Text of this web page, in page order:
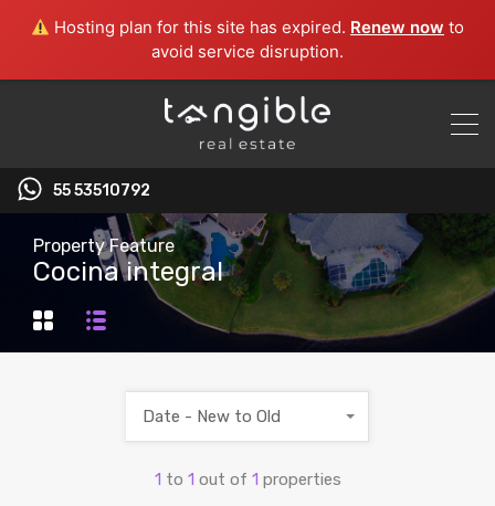
Hosting plan for this site has expired. Renew now to
avoid service disruption.
55 53510792‬
Property Feature
Cocina integral
1 to 1 out of 1 properties
Date - New to Old